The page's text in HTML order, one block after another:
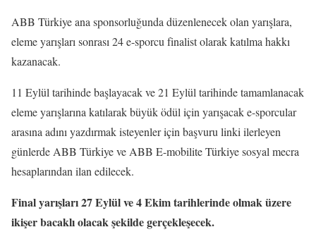
ABB Türkiye ana sponsorluğunda düzenlenecek olan yarışlara,
eleme yarışları sonrası 24 e-sporcu finalist olarak katılma hakkı
kazanacak.
11 Eylül tarihinde başlayacak ve 21 Eylül tarihinde tamamlanacak
eleme yarışlarına katılarak büyük ödül için yarışacak e-sporcular
arasına adını yazdırmak isteyenler için başvuru linki ilerleyen
günlerde ABB Türkiye ve ABB E-mobilite Türkiye sosyal mecra
hesaplarından ilan edilecek.
Final yarışları 27 Eylül ve 4 Ekim tarihlerinde olmak üzere
ikişer bacaklı olacak şekilde gerçekleşecek.